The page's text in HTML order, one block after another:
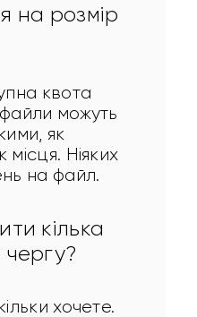
на розмір
квота
можуть
як
Ніяких
на файл.
кілька
хочете.